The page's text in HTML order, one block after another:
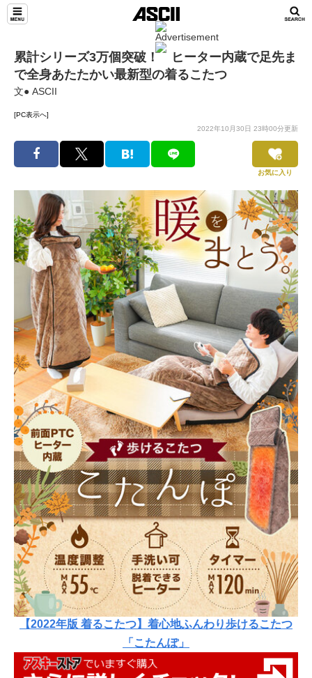
累計シリーズ3万個突破！ ヒーター内蔵で足先ま
で全身あたたかい最新型の着るこたつ
文● ASCII
[PC表示へ]
2022年10月30日 23時00分更新
お気に入り
【2022年版 着るこたつ】着心地ふんわり歩けるこたつ
「こたんぽ」